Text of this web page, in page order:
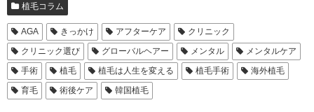
植毛コラム
AGA きっかけ アフターケア
クリニック
クリニック選び
グローバルヘアー メンタル
メンタルケア
手術
植毛 植毛は人生を変える 植毛手術
海外植毛
育毛
術後ケア 韓国植毛